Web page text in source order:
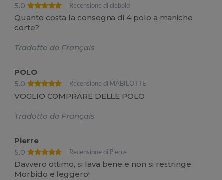
5.0 Recensione di diebold
Quanto costa la consegna di 4 polo a maniche
corte?
Tradotto da Français
POLO
5.0
Recensione di MABILOTTE
VOGLIO COMPRARE DELLE POLO
Tradotto da Français
Pierre
5.0
Recensione di Pierre
Davvero ottimo, si lava bene e non si restringe.
Morbido e leggero!